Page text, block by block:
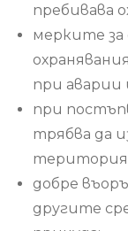
пребивава
мерките за
при аварии
при
трябва да
добре
другите